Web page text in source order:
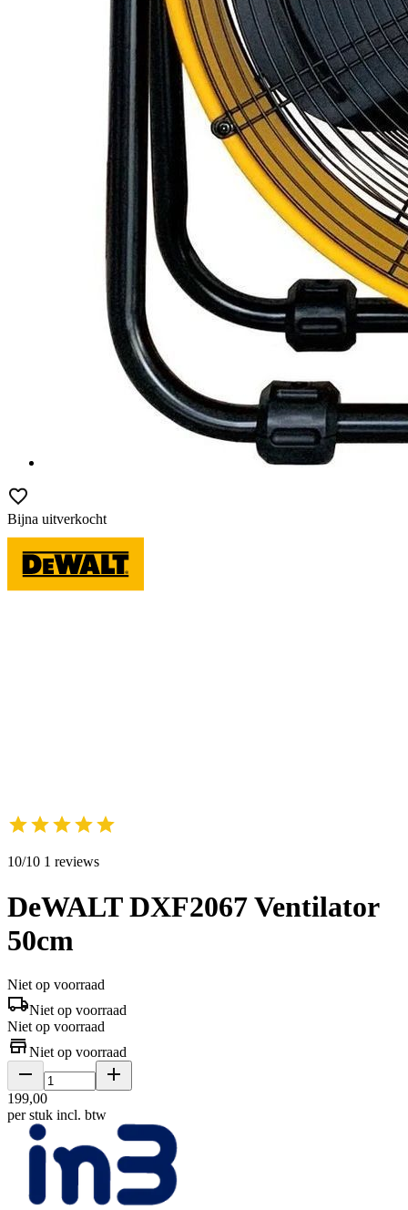
Bijna uitverkocht
10/10 1 reviews
DeWALT DXF2067 Ventilator
50cm
Niet op voorraad
Niet op voorraad
Niet op voorraad
Niet op voorraad
199,00
per stuk incl. btw